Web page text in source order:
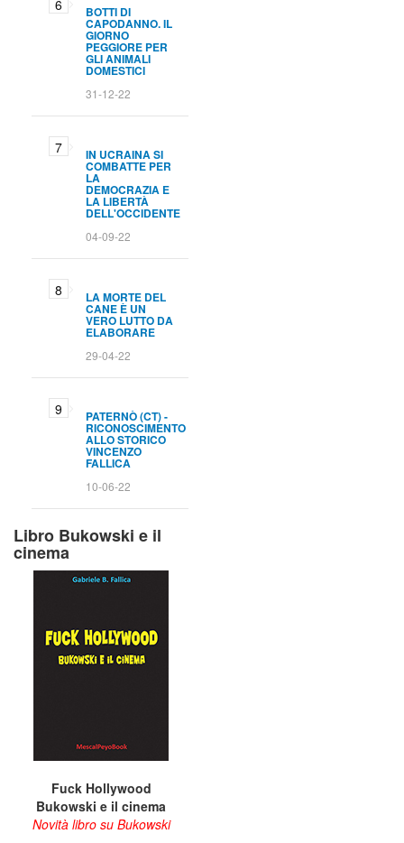
BOTTI DI
CAPODANNO. IL
GIORNO
PEGGIORE PER
GLI ANIMALI
DOMESTICI
31-12-22
IN UCRAINA SI
COMBATTE PER
LA
DEMOCRAZIA E
LA LIBERTÀ
DELL'OCCIDENTE
04-09-22
LA MORTE DEL
CANE È UN
VERO LUTTO DA
ELABORARE
29-04-22
PATERNÒ (CT) -
RICONOSCIMENTO
ALLO STORICO
VINCENZO
FALLICA
10-06-22
Libro Bukowski e il
cinema
Fuck Hollywood
Bukowski e il cinema
Novità libro su Bukowski